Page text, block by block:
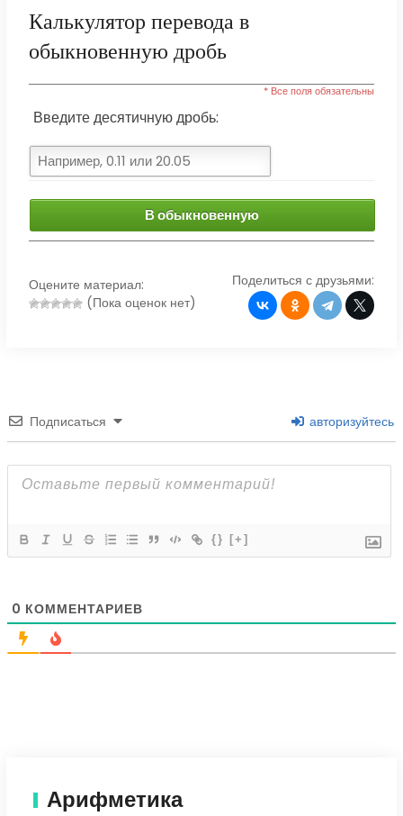
Калькулятор перевода в
обыкновенную дробь
* Все поля обязательны
Введите десятичную дробь:
В обыкновенную
Оцените материал:
(Пока оценок нет)
Поделиться с друзьями:
Подписаться авторизуйтесь
{} [+]
0 КОММЕНТАРИЕВ
Арифметика